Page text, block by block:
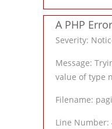
A PHP
Severity:
Message:
value of type
Filename:
Line Number: